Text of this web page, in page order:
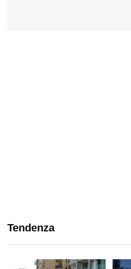
Tendenza